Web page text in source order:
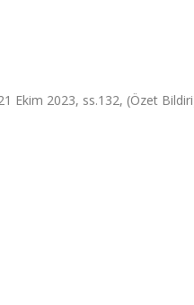
Ekim 2023, ss.132, (Özet